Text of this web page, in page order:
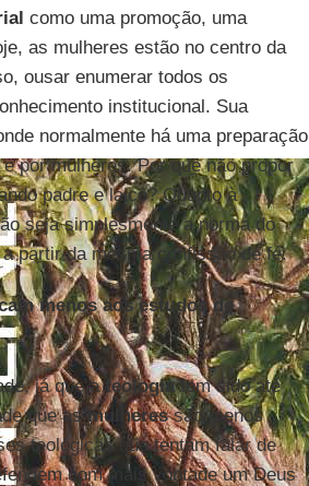
como uma promoção, uma
as mulheres estão no centro da
ousar enumerar todos os
institucional. Sua
normalmente há uma preparação
por mulheres. Por que não propor
padre e laico? Quanto à
seja simplesmente a norma do
partir da mesma confissão de fé.
menos aos estudos de
já que ateologiatem sido até
que asmulheressão menos
teológicas que tentam falar de
com mais vontade um Deus